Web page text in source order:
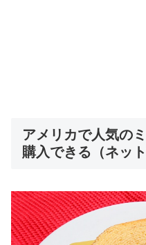
アメリカで人気の
購入できる（ネット